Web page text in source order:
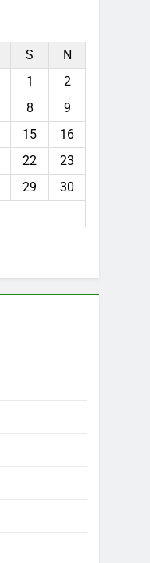
S
N
1
2
8
9
15
16
22
23
29
30